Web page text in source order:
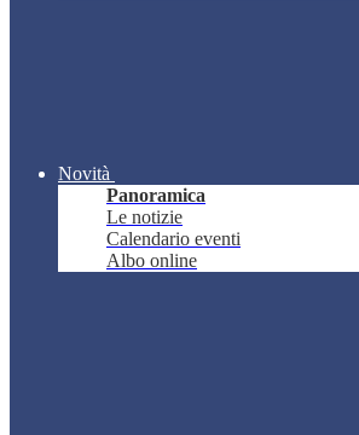
Novità
Panoramica
Le notizie
Calendario eventi
Albo online